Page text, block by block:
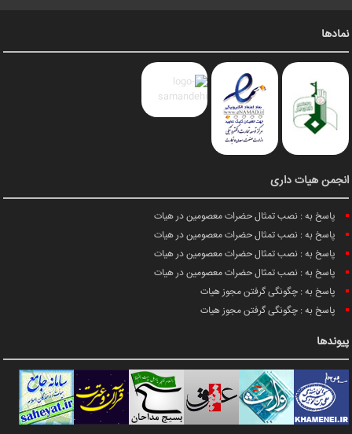
نمادها
انجمن هیات داری
پاسخ به : نصب تمثال حضرات معصومین در هیات
پاسخ به : نصب تمثال حضرات معصومین در هیات
پاسخ به : نصب تمثال حضرات معصومین در هیات
پاسخ به : نصب تمثال حضرات معصومین در هیات
پاسخ به : چگونگی گرفتن مجوز هیات
پاسخ به : چگونگی گرفتن مجوز هیات
پیوندها